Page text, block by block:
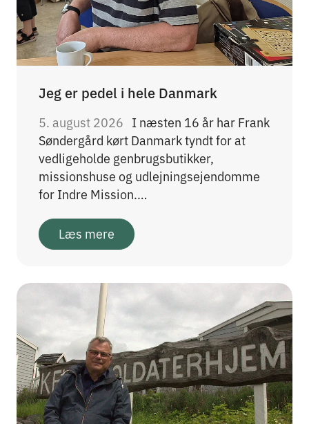
Jeg er pedel i hele Danmark
5. august 2026 I næsten 16 år har Frank
Søndergård kørt Danmark tyndt for at
vedligeholde genbrugsbutikker,
missionshuse og udlejningsejendomme
for Indre Mission.…
Læs mere